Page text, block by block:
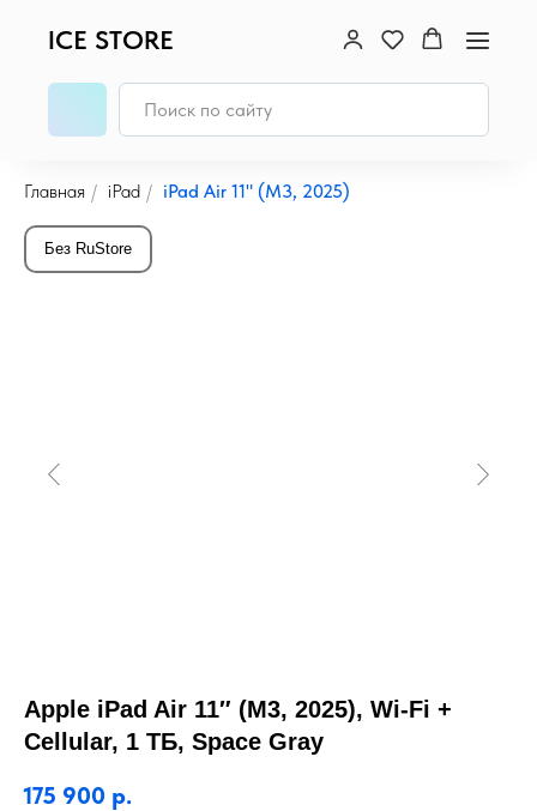
ICE STORE
Главная / iPad / iPad Air 11" (M3, 2025)
Без RuStore
Apple iPad Air 11″ (M3, 2025), Wi-Fi +
Cellular, 1 ТБ, Space Gray
175 900 р.